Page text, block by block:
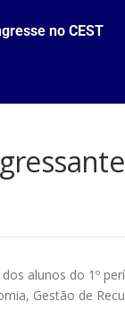
no CEST
alunos do 1º
Gestão de